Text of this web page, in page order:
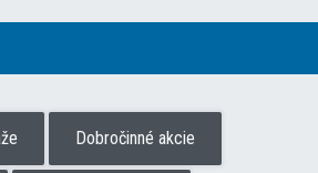
Dobročinné akcie